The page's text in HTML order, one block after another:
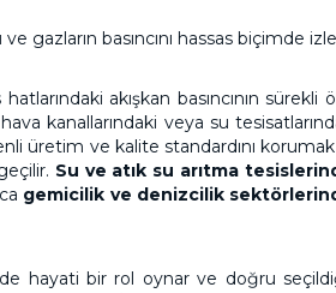
gazların basıncını hassas biçimde
hatlarındaki akışkan basıncının
kanallarındaki veya su
üretim ve kalite standardını korumak
Su ve atık su arıtma
gemicilik ve denizcilik
hayati bir rol oynar ve doğru